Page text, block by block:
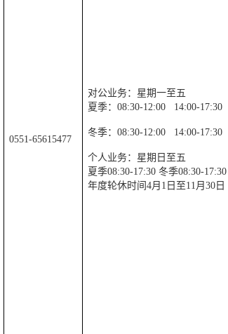
0551-65615477
对公业务：星期一至五
夏季：08:30-12:00 14:00-17:30
冬季：08:30-12:00 14:00-17:30
个人业务：星期日至五
夏季08:30-17:30冬季08:30-17:30
年度轮休时间4月 1 日至11月30 日